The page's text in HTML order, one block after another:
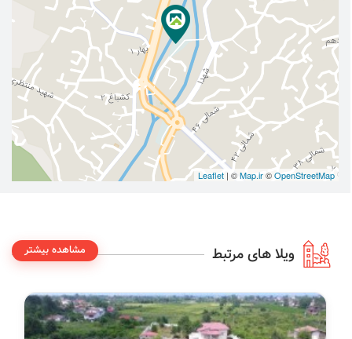
Leaflet | ©Map.ir©OpenStreetMap
ویلا های مرتبط مشاهده بیشتر